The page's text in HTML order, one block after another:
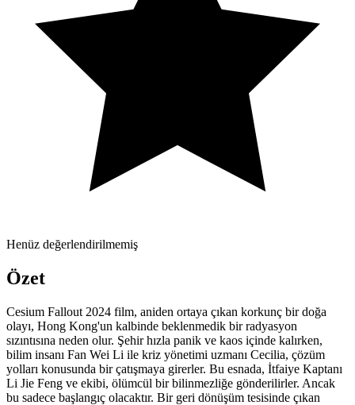
Henüz değerlendirilmemiş
Özet
Cesium Fallout 2024 film, aniden ortaya çıkan korkunç bir doğa
olayı, Hong Kong'un kalbinde beklenmedik bir radyasyon
sızıntısına neden olur. Şehir hızla panik ve kaos içinde kalırken,
bilim insanı Fan Wei Li ile kriz yönetimi uzmanı Cecilia, çözüm
yolları konusunda bir çatışmaya girerler. Bu esnada, İtfaiye Kaptanı
Li Jie Feng ve ekibi, ölümcül bir bilinmezliğe gönderilirler. Ancak
bu sadece başlangıç olacaktır. Bir geri dönüşüm tesisinde çıkan